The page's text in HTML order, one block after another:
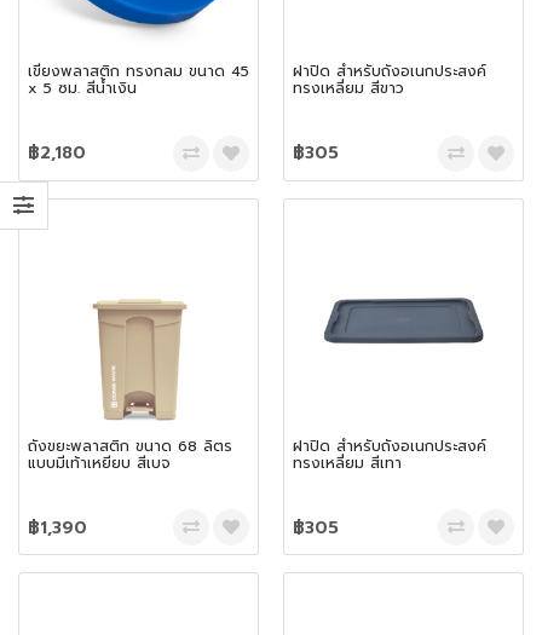
เขียงพลาสติก ทรงกลม ขนาด 45
x 5 ซม. สีน้ำเงิน
฿2,180
ฝาปิด สำหรับถังอเนกประสงค์
ทรงเหลี่ยม สีขาว
฿305
ถังขยะพลาสติก ขนาด 68 ลิตร
แบบมีเท้าเหยียบ สีเบจ
฿1,390
ฝาปิด สำหรับถังอเนกประสงค์
ทรงเหลี่ยม สีเทา
฿305